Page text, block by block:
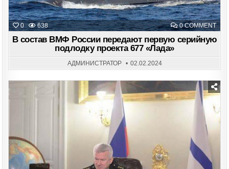
0 638 0 COMMENTON
В
ВМФ
677
В состав ВМФ России передают первую серийную
подлодку проекта 677 «Лада»
АДМИНИСТРАТОР 02.02.2024
in